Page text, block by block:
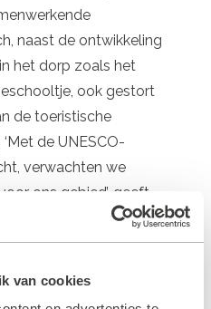
van cookies
naast de ontwikkeling
het dorp zoals het
ook gestort
de toeristische
de UNESCO-
verwachten we
ons gebied’, geeft
aan. ‘We willen de
een complete en